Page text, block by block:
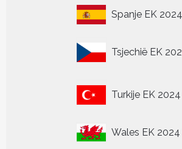
Spanje EK 2024
Tsjechië EK
Turkije EK 2024
Wales EK 2024